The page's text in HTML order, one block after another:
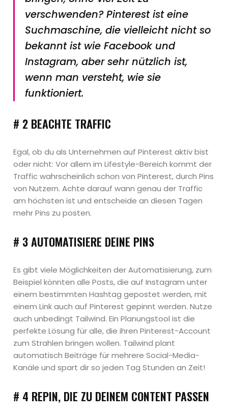
verschwenden? Pinterest ist eine
Suchmaschine, die vielleicht nicht so
bekannt ist wie Facebook und
Instagram, aber sehr nützlich ist,
wenn man versteht, wie sie
funktioniert.
# 2 BEACHTE TRAFFIC
Egal, ob du als Unternehmen auf Pinterest aktiv bist
oder nicht: Vor allem im Lifestyle-Bereich kommt der
Traffic wahrscheinlich schon von Pinterest, durch Pins
von Nutzern. Achte darauf wann genau der Traffic
am höchsten ist und entscheide an diesen Tagen
mehr Pins zu posten.
# 3 AUTOMATISIERE DEINE PINS
Es gibt viele Möglichkeiten der Automatisierung, zum
Beispiel könnten alle Posts, die auf Instagram unter
einem bestimmten Hashtag gepostet werden, mit
einem Link auch auf Pinterest gepinnt werden. Nutze
auch unbedingt Tailwind. Ein Planungstool ist die
perfekte Lösung für alle, die ihren Pinterest-Account
zum Strahlen bringen wollen. Tailwind plant
automatisch Beiträge für mehrere Social-Media-
Kanäle und spart dir so jeden Tag Stunden an Zeit!
# 4 REPIN, DIE ZU DEINEM CONTENT PASSEN